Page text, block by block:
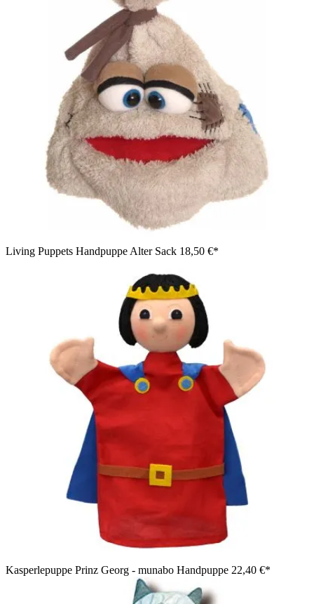
Living Puppets Handpuppe Alter Sack 18,50 €*
Kasperlepuppe Prinz Georg - munabo Handpuppe 22,40 €*